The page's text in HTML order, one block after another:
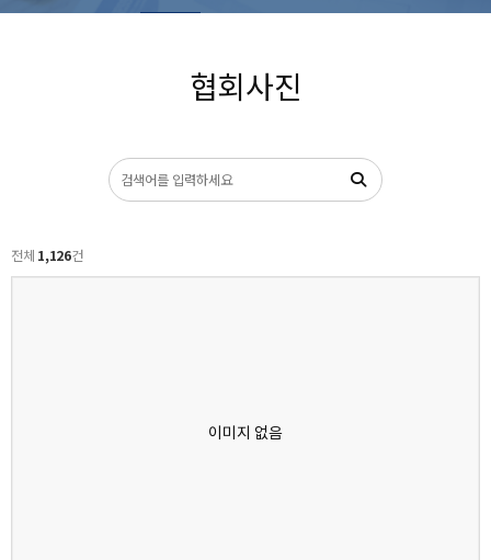
협회사진
전체 1,126건